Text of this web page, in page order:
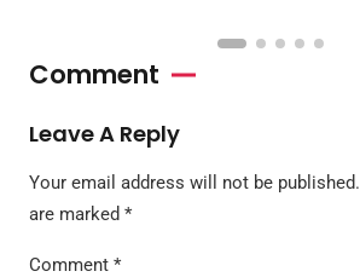
Comment
Leave A Reply
Your email address will not be published.
are marked *
Comment *